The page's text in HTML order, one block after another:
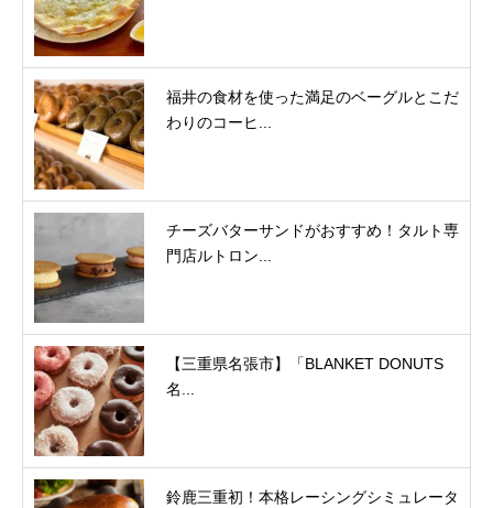
福井の食材を使った満足のベーグルとこだ
わりのコーヒ...
チーズバターサンドがおすすめ！タルト専
門店ルトロン...
【三重県名張市】「BLANKET DONUTS
名...
鈴鹿三重初！本格レーシングシミュレータ